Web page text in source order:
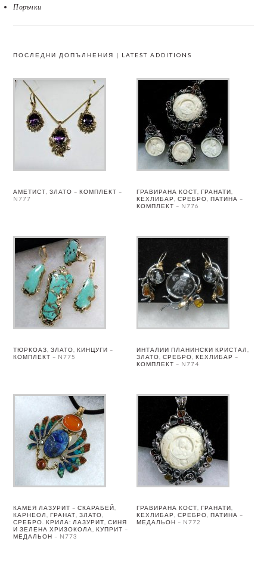
Поръчки
ПОСЛЕДНИ ДОПЪЛНЕНИЯ | LATEST ADDITIONS
АМЕТИСТ, ЗЛАТО – КОМПЛЕКТ –
N777
ГРАВИРАНА КОСТ, ГРАНАТИ,
КЕХЛИБАР, СРЕБРО, ПАТИНА –
КОМПЛЕКТ – N776
ТЮРКОАЗ, ЗЛАТО, КИНЦУГИ –
КОМПЛЕКТ – N775
ИНТАЛИИ ПЛАНИНСКИ КРИСТАЛ,
ЗЛАТО, СРЕБРО, КЕХЛИБАР –
КОМПЛЕКТ – N774
КАМЕЯ ЛАЗУРИТ – СКАРАБЕЙ,
КАРНЕОЛ, ГРАНАТ, ЗЛАТО,
СРЕБРО. КРИЛА: ЛАЗУРИТ, СИНЯ
И ЗЕЛЕНА ХРИЗОКОЛА, КУПРИТ –
МЕДАЛЬОН – N773
ГРАВИРАНА КОСТ, ГРАНАТИ,
КЕХЛИБАР, СРЕБРО, ПАТИНА –
МЕДАЛЬОН – N772